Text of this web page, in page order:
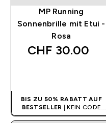
MP Running
Sonnenbrille mit Etui -
Rosa
CHF 30.00‎
BIS ZU 50% RABATT AUF
BESTSELLER
| KEIN CODE
BENÖTIGT